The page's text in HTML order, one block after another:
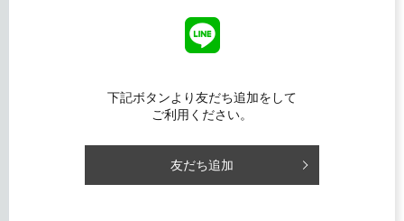
下記ボタンより友だち追加をして
ご利用ください。
友だち追加